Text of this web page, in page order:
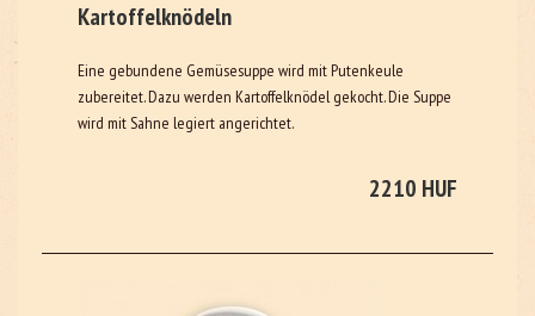
Kartoffelknödeln
Eine gebundene Gemüsesuppe wird mit Putenkeule
zubereitet. Dazu werden Kartoffelknödel gekocht. Die Suppe
wird mit Sahne legiert angerichtet.
2210 HUF